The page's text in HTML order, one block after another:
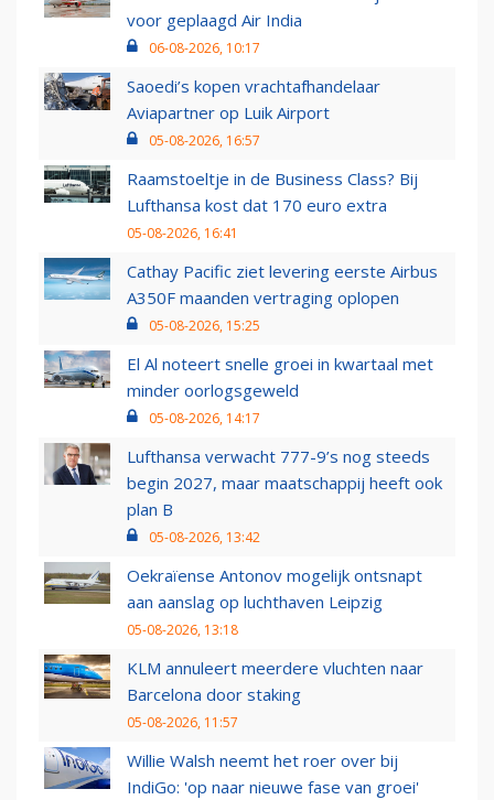
voor geplaagd Air India
06-08-2026, 10:17
Saoedi’s kopen vrachtafhandelaar
Aviapartner op Luik Airport
05-08-2026, 16:57
Raamstoeltje in de Business Class? Bij
Lufthansa kost dat 170 euro extra
05-08-2026, 16:41
Cathay Pacific ziet levering eerste Airbus
A350F maanden vertraging oplopen
05-08-2026, 15:25
El Al noteert snelle groei in kwartaal met
minder oorlogsgeweld
05-08-2026, 14:17
Lufthansa verwacht 777-9’s nog steeds
begin 2027, maar maatschappij heeft ook
plan B
05-08-2026, 13:42
Oekraïense Antonov mogelijk ontsnapt
aan aanslag op luchthaven Leipzig
05-08-2026, 13:18
KLM annuleert meerdere vluchten naar
Barcelona door staking
05-08-2026, 11:57
Willie Walsh neemt het roer over bij
IndiGo: 'op naar nieuwe fase van groei'